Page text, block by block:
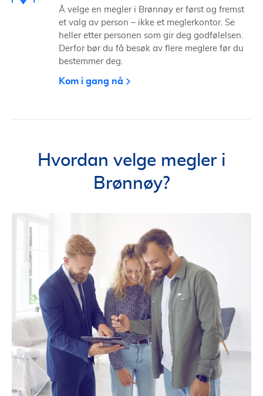
Å velge en megler i Brønnøy er først og fremst
et valg av person – ikke et meglerkontor. Se
heller etter personen som gir deg godfølelsen.
Derfor bør du få besøk av flere meglere før du
bestemmer deg.
Kom i gang nå
Hvordan velge megler i
Brønnøy?